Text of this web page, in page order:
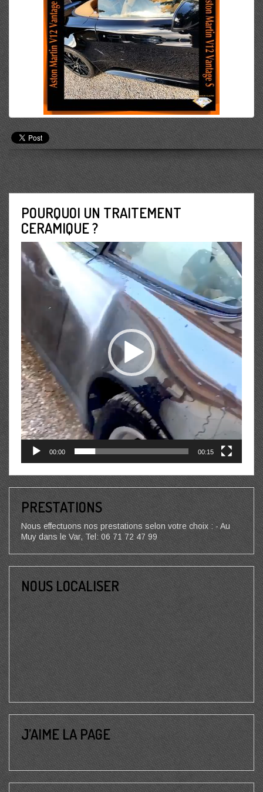
POURQUOI UN TRAITEMENT
CERAMIQUE ?
Lecteur
vidéo
00:00 00:15
PRESTATIONS
Nous effectuons nos prestations selon votre choix : - Au
Muy dans le Var, Tel: 06 71 72 47 99
NOUS LOCALISER
J’AIME LA PAGE